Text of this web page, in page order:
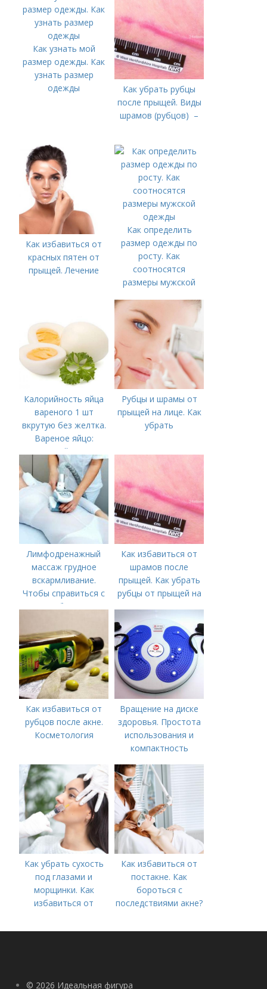
Как узнать мой
размер одежды. Как
узнать размер
одежды
Как убрать рубцы
после прыщей. Виды
шрамов (рубцов) –
Как избавиться от
красных пятен от
прыщей. Лечение
Как определить
размер одежды по
росту. Как
соотносятся
размеры мужской
Калорийность яйца
вареного 1 шт
вкрутую без желтка.
Вареное яйцо:
калорийность
Рубцы и шрамы от
прыщей на лице. Как
убрать
Лимфодренажный
массаж грудное
вскармливание.
Чтобы справиться с
нагрубанием,
предпринять
следующие действия:
Как избавиться от
шрамов после
прыщей. Как убрать
рубцы от прыщей на
Как избавиться от
рубцов после акне.
Косметология
Вращение на диске
здоровья. Простота
использования и
компактность
Как убрать сухость
под глазами и
морщинки. Как
избавиться от
косметологические
Как избавиться от
постакне. Как
бороться с
последствиями акне?
© 2026 Идеальная фигура